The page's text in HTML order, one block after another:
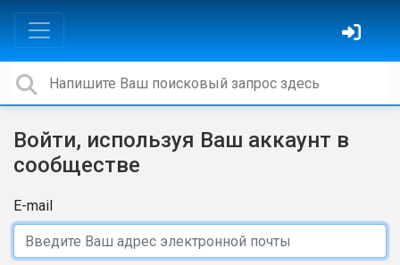
Войти, используя Ваш аккаунт в
сообществе
E-mail